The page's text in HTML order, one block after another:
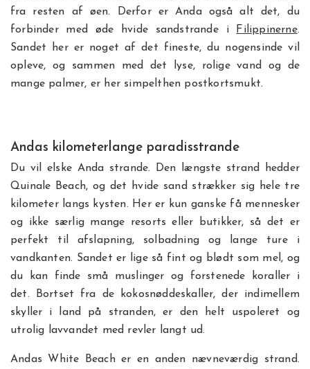
fra resten af øen. Derfor er Anda også alt det, du
forbinder med øde hvide sandstrande i
Filippinerne.
Sandet her er noget af det fineste, du nogensinde vil
opleve, og sammen med det lyse, rolige vand og de
mange palmer, er her simpelthen postkortsmukt.
Andas kilometerlange paradisstrande
Du vil elske Anda strande. Den længste strand hedder
Quinale Beach, og det hvide sand strækker sig hele tre
kilometer langs kysten. Her er kun ganske få mennesker
og ikke særlig mange resorts eller butikker, så det er
perfekt til afslapning, solbadning og lange ture i
vandkanten. Sandet er lige så fint og blødt som mel, og
du kan finde små muslinger og forstenede koraller i
det. Bortset fra de kokosnøddeskaller, der indimellem
skyller i land på stranden, er den helt uspoleret og
utrolig lavvandet med revler langt ud.
Andas White Beach er en anden nævneværdig strand.